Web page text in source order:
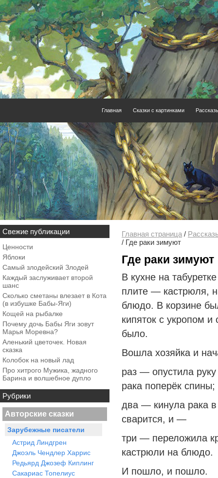
Главная Сказки с картинками
Свежие публикации
Ценности
Яблоки
Самый злодейский Злодей
Каждый заслуживает второй
шанс
Сколько сметаны влезает в Кота
(в избушке Бабы-Яги)
Кощей на рыбалке
Почему дочь Бабы Яги зовут
Марья Моревна?
Аленький цветочек. Новая
сказка
Колобок на новый лад
Про хитрого Мужика, жадного
Барина и волшебное дупло
Рубрики
Авторские сказки
Зарубежные писатели
Астрид Линдгрен
Джоэль Чендлер Харрис
Редьярд Джозеф Киплинг
Сакариас Топелиус
Главная страница /
/ Где раки зимуют
Где раки зимуют
В кухне на
плите — кастрюля,
блюдо. В корзине
кипяток с укропом
было.
Вошла хозяйка и
раз — опустила руку
рака поперёк спины;
два — кинула рака
сварится, и —
три — переложила
кастрюли на блюдо.
И пошло, и пошло.